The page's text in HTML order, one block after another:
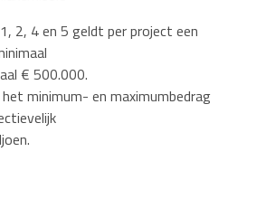
2, 4 en 5 geldt per project een
€ 500.000.
minimum- en maximumbedrag